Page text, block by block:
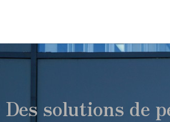
Des solutions de